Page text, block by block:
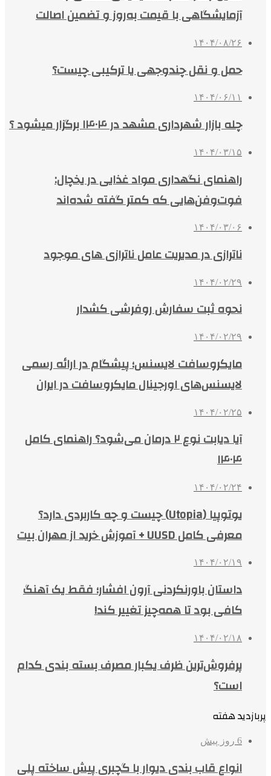
آزمایشگاهی با قیمت به‌روز و تضمین اصالت
۱۴۰۴/۰۸/۲۶
حمل و نقل چندوجهی یا ترکیبی چیست؟
۱۴۰۴/۰۶/۱۱
چله بازار شهرداری مشهد در ۱۴۰۴ برگزار میشود ؟
۱۴۰۴/۰۳/۱۵
راهنمای نگهداری مواد غذایی در یخچال:
فوت‌وفن‌هایی که کمتر گفته شده‌اند
۱۴۰۴/۰۳/۰۶
ناترازی در مدیریت عامل ناترازی های موجود
۱۴۰۴/۰۲/۲۹
نحوه ثبت سفارش روفرشی کشدار
۱۴۰۴/۰۲/۲۹
مایکروسافت لایسنس؛ پیشگام در ارائه رسمی
لایسنس‌های اورجینال مایکروسافت در ایران
۱۴۰۴/۰۲/۲۵
آیا دیابت نوع ۲ درمان می‌شود؟ راهنمای کامل
۱۴۰۴
۱۴۰۴/۰۲/۲۴
یوتوپیا (Utopia) چیست و چه کاربردی دارد؟
معرفی کامل UUSD + آموزش خرید از مهران بیت
۱۴۰۴/۰۲/۱۹
داستان باورنکردنی آرون افشار؛ فقط یک آهنگ
کافی بود تا همه‌چیز تغییر کند!
۱۴۰۴/۰۲/۱۸
پرفروش‌ترین ظرف یکبار مصرف بسته بندی کدام
است؟
پربازدید هفته
6 روز پیش
انواع قاب بندی دیوار با گچبری پیش ساخته پلی